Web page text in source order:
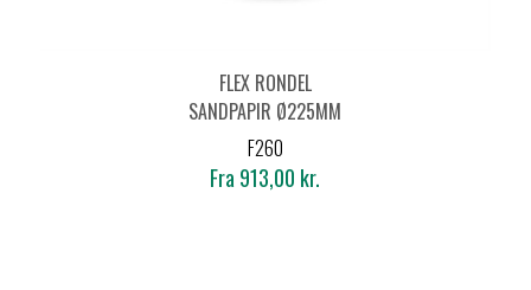
FLEX RONDEL
SANDPAPIR Ø225MM
(25 STK.)
F260
Fra 913,00 kr.